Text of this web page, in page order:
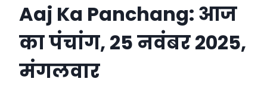
Aaj Ka Panchang: आज
का पंचांग, 25 नवंबर 2025,
मंगलवार